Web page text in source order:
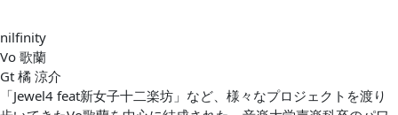
nilfinity
Vo 歌蘭
Gt 橘 涼介
「Jewel4 feat新女子十二楽坊」など、様々なプロジェクトを渡り